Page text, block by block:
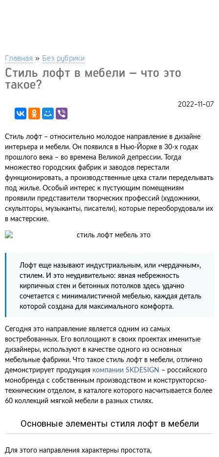
Главная » Без рубрики
Стиль лофт в мебели – что это
такое?
2022-11-07
Стиль лофт – относительно молодое направление в дизайне
интерьера и мебели. Он появился в Нью-Йорке в 30-х годах
прошлого века – во времена Великой депрессии. Тогда
множество городских фабрик и заводов перестали
функционировать, а производственные цеха стали переделывать
под жилье. Особый интерес к пустующим помещениям
проявили представители творческих профессий (художники,
скульпторы, музыканты, писатели), которые переоборудовали их
в мастерские.
Лофт еще называют индустриальным, или «чердачным»,
стилем. И это неудивительно: явная небрежность
кирпичных стен и бетонных потолков здесь удачно
сочетается с минималистичной мебелью, каждая деталь
которой создана для максимального комфорта.
Сегодня это направление является одним из самых
востребованных. Его воплощают в своих проектах именитые
дизайнеры, используют в качестве одного из основных
мебельные фабрики. Что такое стиль лофт в мебели, отлично
демонстрирует продукция компании SKDESIGN – российского
монобренда с собственным производством и конструкторско-
техническим отделом, в каталоге которого насчитывается более
60 коллекций мягкой мебели в разных стилях.
Основные элементы стиля лофт в мебели
Для этого направления характерны простота,